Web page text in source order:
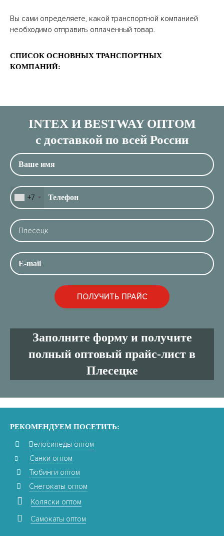
Вы сами определяете, какой транспортной компанией
необходимо отправить оплаченный товар.
СПИСОК ОСНОВНЫХ ТРАНСПОРТНЫХ
КОМПАНИЙ:
INTEX И BESTWAY ОПТОМ
с доставкой по всей России
+7
Заполните форму и получите
полный оптовый прайс-лист в
Плесецке
РЕКОМЕНДУЕМ ПОСЕТИТЬ:
Велосипеды оптом
Санки оптом
Тюбинги оптом
Снегокаты оптом
Коляски оптом
Самокаты оптом